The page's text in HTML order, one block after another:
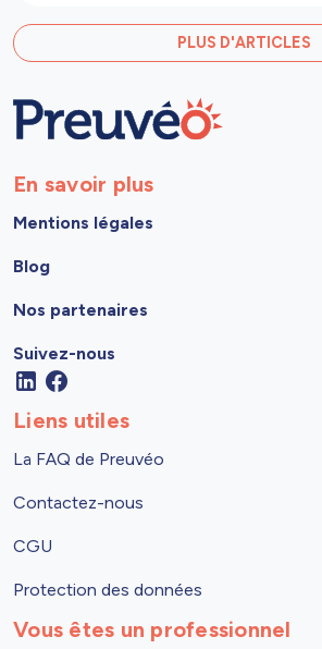
PLUS D'ARTICLES
En savoir plus
Mentions légales
Blog
Nos partenaires
Suivez-nous
Liens utiles
La FAQ de Preuvéo
Contactez-nous
CGU
Protection des données
Vous êtes un professionnel